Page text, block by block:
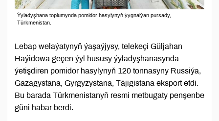
Ýyladyşhana toplumynda pomidor hasylynyň ýygnalýan pursady,
Türkmenistan.
Lebap welaýatynyň ýaşaýjysy, telekeçi Güljahan
Haýidowa geçen ýyl hususy ýyladyşhanasynda
ýetişdiren pomidor hasylynyň 120 tonnasyny Russiýa,
Gazagystana, Gyrgyzystana, Täjigistana eksport etdi.
Bu barada Türkmenistanyň resmi metbugaty penşenbe
güni habar berdi.